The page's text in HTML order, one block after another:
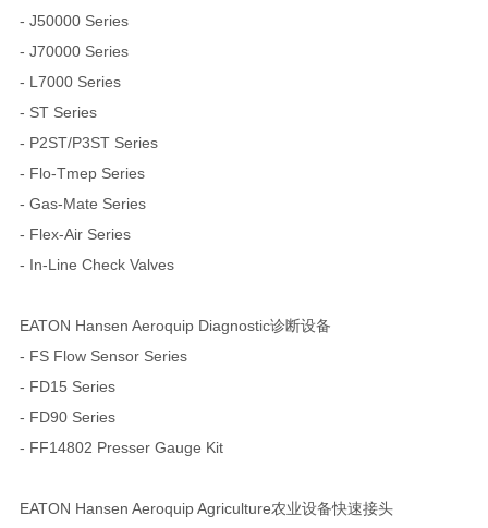
- J50000 Series
- J70000 Series
- L7000 Series
- ST Series
- P2ST/P3ST Series
- Flo-Tmep Series
- Gas-Mate Series
- Flex-Air Series
- In-Line Check Valves
EATON Hansen Aeroquip Diagnostic诊断设备
- FS Flow Sensor Series
- FD15 Series
- FD90 Series
- FF14802 Presser Gauge Kit
EATON Hansen Aeroquip Agriculture农业设备快速接头